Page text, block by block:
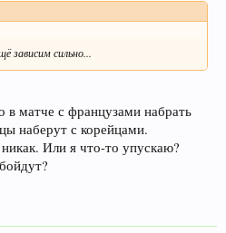
зависим сильно...
матче с французами набрать
наберут с корейцами.
Или я что-то упускаю?